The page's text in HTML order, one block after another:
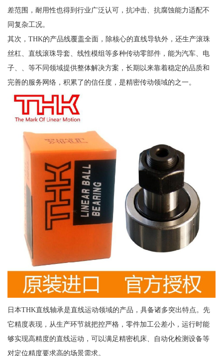
差范围，耐用性也得到行业广泛认可，抗冲击、抗腐蚀能力适配不
同复杂工况。
其次，THK的产品线覆盖全面，除核心的直线导轨外，还生产滚珠
丝杠、直线滚珠导套、线性模组等多种传动零部件，能为汽车、电
子、、等不同领域提供整体解决方案，长期以来靠着稳定的品质和
完善的服务网络，积累了的信任度，是精密传动领域的之一。
日本THK直线轴承是直线运动领域的产品，具备诸多突出特点。先
它精度表现，从生产环节就把控严格，零件加工公差小，运行时能
够实现高精度的直线运动，可以满足精密机床、自动化检测设备等
对定位精度要求高的场景需求。